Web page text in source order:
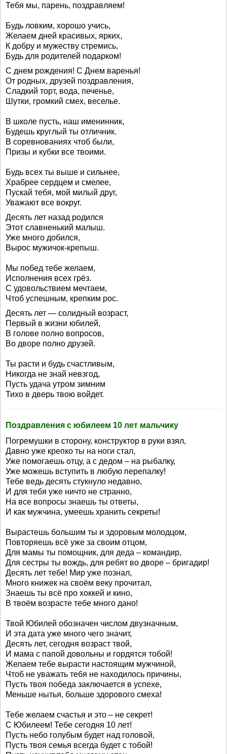
Тебя мы, парень, поздравляем!
Будь ловким, хорошо учись,
Желаем дней красивых, ярких,
К добру и мужеству стремись,
Будь для родителей подарком!
С днем рождения! С Днем варенья!
От родных, друзей поздравления,
Сладкий торт, вода, печенье,
Шутки, громкий смех, веселье.
В школе пусть, наш именинник,
Будешь круглый ты отличник.
В соревнованиях чтоб были,
Призы и кубки все твоими.
Будь всех ты выше и сильнее,
Храбрее сердцем и смелее,
Пускай тебя, мой милый друг,
Уважают все вокруг.
Десять лет назад родился
Этот славненький малыш.
Уже много добился,
Вырос мужичок-крепыш.
Мы побед тебе желаем,
Исполнения всех грёз.
С удовольствием мечтаем,
Чтоб успешным, крепким рос.
Десять лет — солидный возраст,
Первый в жизни юбилей,
В голове полно вопросов,
Во дворе полно друзей.
Ты расти и будь счастливым,
Никогда не знай невзгод,
Пусть удача утром зимним
Тихо в дверь твою войдет.
Поздравления с юбилеем 10 лет мальчику
Погремушки в сторону, конструктор в руки взял,
Давно уже крепко ты на ноги стал,
Уже помогаешь отцу, а с дедом – на рыбалку,
Уже можешь вступить в любую перепалку!
Тебе ведь десять стукнуло недавно,
И для тебя уже ничто не странно,
На все вопросы знаешь ты ответы,
И как мужчина, умеешь хранить секреты!
Вырастешь большим ты и здоровым молодцом,
Повторяешь всё уже за своим отцом,
Для мамы ты помощник, для деда – командир,
Для сестры ты вождь, для ребят во дворе – бригадир!
Десять лет тебе! Мир уже познал,
Много книжек на своём веку прочитал,
Знаешь ты всё про хоккей и кино,
В твоём возрасте тебе много дано!
Твой Юбилей обозначен числом двузначным,
И эта дата уже много чего значит,
Десять лет, сегодня возраст твой,
И мама с папой довольны и гордятся тобой!
Желаем тебе вырасти настоящим мужчиной,
Чтоб не уважать тебя не находилось причины,
Пусть твоя победа заключается в успехе,
Меньше нытья, больше здорового смеха!
Тебе желаем счастья и это – не секрет!
С Юбилеем! Тебе сегодня 10 лет!
Пусть небо голубым будет над головой,
Пусть твоя семья всегда будет с тобой!